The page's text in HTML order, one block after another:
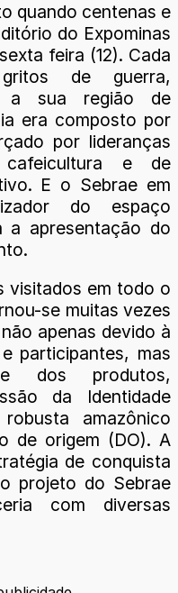
quando centenas e
do Expominas
feira (12). Cada
de guerra,
a sua região de
era composto por
por lideranças
cafeicultura e de
E o Sebrae em
do espaço
a apresentação do
visitados em todo o
se muitas vezes
apenas devido à
participantes, mas
dos produtos,
da Identidade
amazônico
de origem (DO). A
de conquista
projeto do Sebrae
com diversas